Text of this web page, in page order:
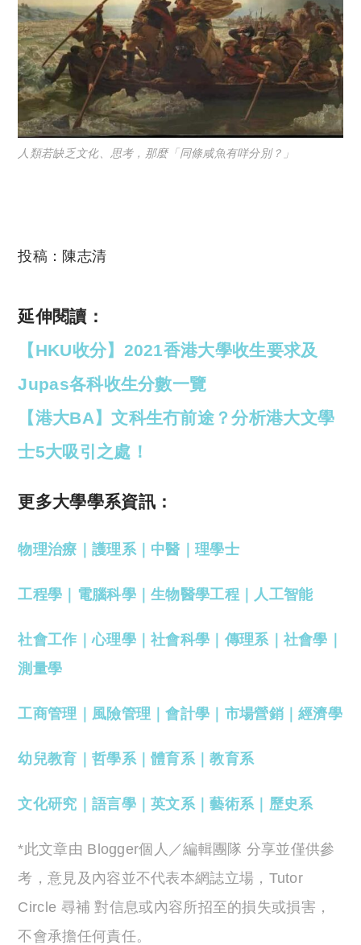
人類若缺乏文化、思考，那麼「同條咸魚有咩分別？」
投稿： 陳志清
延伸閱讀：
【HKU收分】2021香港大學收生要求及
Jupas各科收生分數一覽
【港大BA】文科生冇前途？分析港大文學
士5大吸引之處！
更多大學學系資訊：
物理治療 護理系｜ 中醫 ｜理學士
工程學 電腦科學｜生物醫學工程｜ 人工智能
社會工作 ｜心理學｜社會科學 傳理系 社會學
測量學
工商管理 風險管理 ｜會計學 市場營銷｜經濟學
幼兒教育 哲學系｜體育系 ｜教育系
文化研究 語言學｜英文系 ｜藝術系 歷史系
*此文章由 Blogger個人／編輯團隊 分享並僅供參
考，意見及內容並不代表本網誌立場，Tutor
Circle 尋補 對信息或內容所招至的損失或損害，
不會承擔任何責任。